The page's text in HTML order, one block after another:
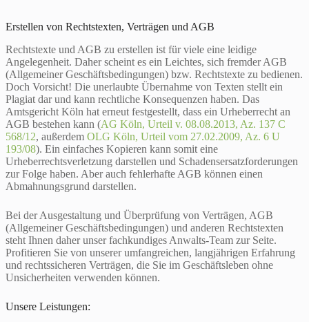
Erstellen von Rechtstexten, Verträgen und AGB
Rechtstexte und AGB zu erstellen ist für viele eine leidige
Angelegenheit. Daher scheint es ein Leichtes, sich fremder AGB
(Allgemeiner Geschäftsbedingungen) bzw. Rechtstexte zu bedienen.
Doch Vorsicht! Die unerlaubte Übernahme von Texten stellt ein
Plagiat dar und kann rechtliche Konsequenzen haben. Das
Amtsgericht Köln hat erneut festgestellt, dass ein Urheberrecht an
AGB bestehen kann (AG Köln, Urteil v. 08.08.2013, Az. 137 C
568/12, außerdem OLG Köln, Urteil vom 27.02.2009, Az. 6 U
193/08). Ein einfaches Kopieren kann somit eine
Urheberrechtsverletzung darstellen und Schadensersatzforderungen
zur Folge haben. Aber auch fehlerhafte AGB können einen
Abmahnungsgrund darstellen.
Bei der Ausgestaltung und Überprüfung von Verträgen, AGB
(Allgemeiner Geschäftsbedingungen) und anderen Rechtstexten
steht Ihnen daher unser fachkundiges Anwalts-Team zur Seite.
Profitieren Sie von unserer umfangreichen, langjährigen Erfahrung
und rechtssicheren Verträgen, die Sie im Geschäftsleben ohne
Unsicherheiten verwenden können.
Unsere Leistungen: